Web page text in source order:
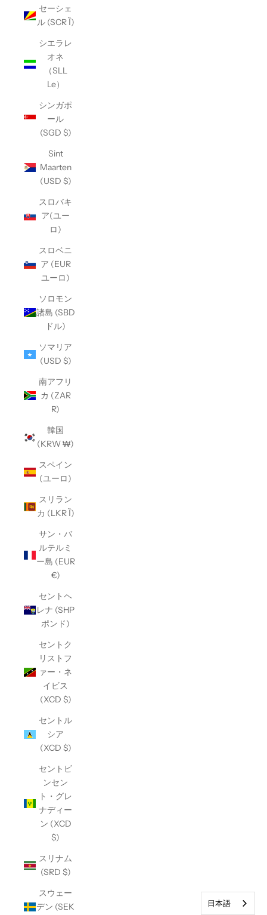
セーシェ
ル (SCR Ȉ)
シエラレ
オネ
（SLL
Le）
シンガポ
ール
(SGD $)
Sint
Maarten
(USD $)
スロバキ
ア(ユー
ロ)
スロベニ
ア (EUR
ユーロ)
ソロモン
諸島 (SBD
ドル)
ソマリア
(USD $)
南アフリ
カ (ZAR
R)
韓国
(KRW ₩)
スペイン
(ユーロ)
スリラン
カ (LKR Ȉ)
サン・バ
ルテルミ
ー島 (EUR
€)
セントヘ
レナ (SHP
ポンド)
セントク
リストフ
ァー・ネ
イビス
(XCD $)
セントル
シア
(XCD $)
セントビ
ンセン
ト・グレ
ナディー
ン (XCD
$)
スリナム
(SRD $)
スウェー
デン (SEK
日本語